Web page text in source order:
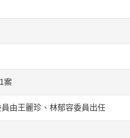
案
由王麗珍、林郁容委員出任